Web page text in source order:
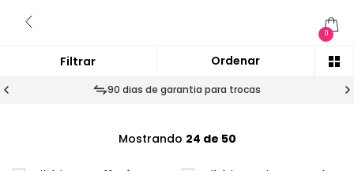
0
90 dias de garantia para trocas
Mostrando 24 de 50